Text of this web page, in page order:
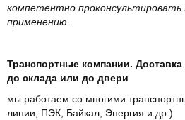
компетентно проконсультировать
применению.
Транспортные компании.
до склада или до двери
мы работаем со многими
линии, ПЭК, Байкал, Энергия и др.)